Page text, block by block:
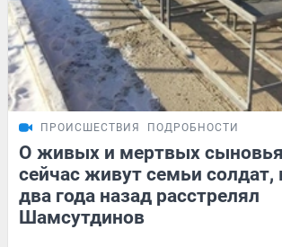
ПРОИСШЕСТВИЯ ПОДРОБНОСТИ
О живых и мертвых
сейчас живут семьи солдат,
два года назад расстрелял
Шамсутдинов